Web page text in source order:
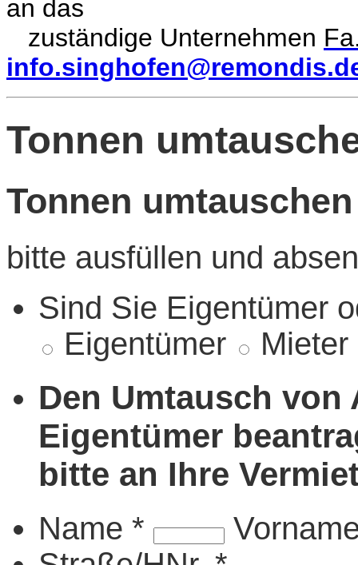
an das
zuständige Unternehmen
Tonnen
Tonnen umtauschen
bitte ausfüllen und
Sind Sie Eigentümer
Eigentümer
Mieter
Den Umtausch
Eigentümer
bitte an Ihre
Name *